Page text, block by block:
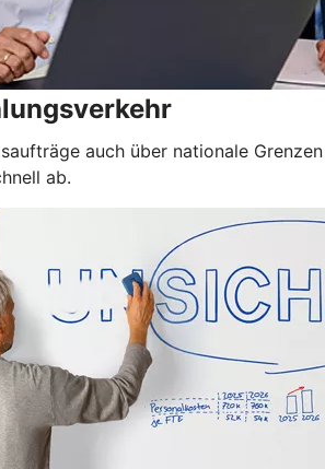
auch über nationale Grenzen
ab.